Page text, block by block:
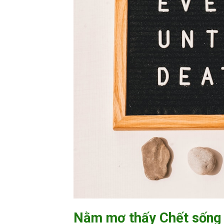
Nằm mơ thấy Chết